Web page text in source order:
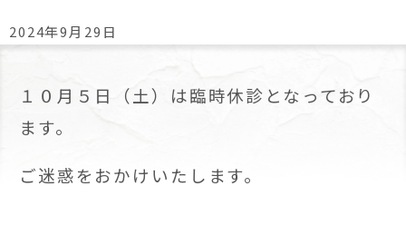
2024年9月29日
１０月５日（土）は臨時休診となっており
ます。
ご迷惑をおかけいたします。